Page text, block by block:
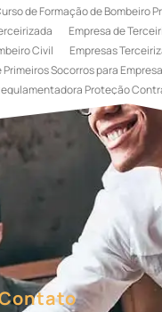
de Formação de Bombeiro
Empresa de
Civil Empresas
Primeiros Socorros para
Proteção
Serviço de Portaria Remota
de Bombeiro
Treinamento de Bombeiro
Incêndio Valor
a Incêndio
Treinamento